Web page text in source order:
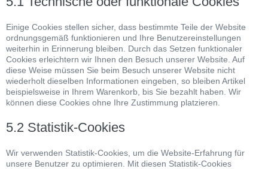
Einige Cookies stellen sicher, dass bestimmte Teile der Website
ordnungsgemäß funktionieren und Ihre Benutzereinstellungen
weiterhin in Erinnerung bleiben. Durch das Setzen funktionaler
Cookies erleichtern wir Ihnen den Besuch unserer Website. Auf
diese Weise müssen Sie beim Besuch unserer Website nicht
wiederholt dieselben Informationen eingeben, so bleiben Artikel
beispielsweise in Ihrem Warenkorb, bis Sie bezahlt haben. Wir
können diese Cookies ohne Ihre Zustimmung platzieren.
5.2 Statistik-Cookies
Wir verwenden Statistik-Cookies, um die Website-Erfahrung für
unsere Benutzer zu optimieren. Mit diesen Statistik-Cookies